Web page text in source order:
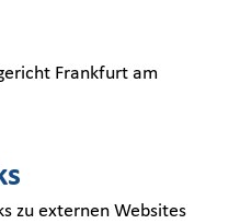
Frankfurt am
zu externen Websites